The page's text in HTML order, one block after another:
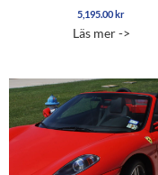
5,195.00kr
Läs mer ->